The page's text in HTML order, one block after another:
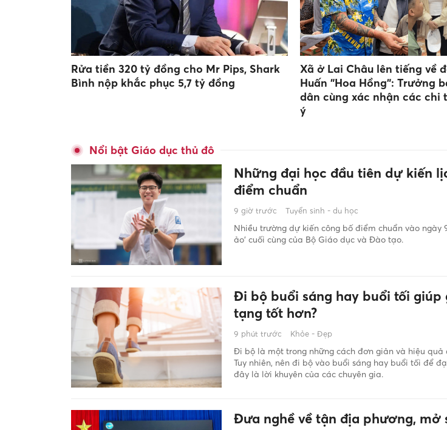
Rửa tiền 320 tỷ đồng cho Mr Pips, Shark
Bình nộp khắc phục 5,7 tỷ đồng
Xã ở Lai Châu lên tiếng về
Huấn "Hoa Hồng": Trưởng
dân cùng xác nhận các chi
ý
Nổi bật Giáo dục thủ đô
Những đại học đầu tiên dự kiến
điểm chuẩn
9 giờ trước Tuyển sinh - du học
Nhiều trường dự kiến công bố điểm chuẩn vào ngày
ảo' cuối cùng của Bộ Giáo dục và Đào tạo.
Đi bộ buổi sáng hay buổi tối giúp
tạng tốt hơn?
9 phút trước Khỏe - Đẹp
Đi bộ là một trong những cách đơn giản và hiệu quả
Tuy nhiên, nên đi bộ vào buổi sáng hay buổi tối để
đây là lời khuyên của các chuyên gia.
Đưa nghề về tận địa phương, mở